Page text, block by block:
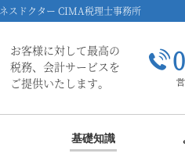
スドクター CIMA税理士事務所
お客様に対して最高の
税務、会計サービスを
ご提供いたします。
基礎知識